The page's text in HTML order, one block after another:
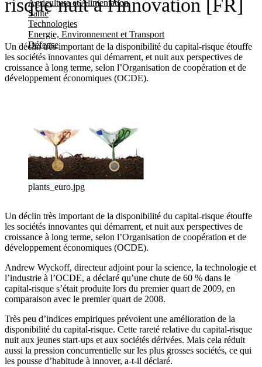
Agriculture et Alimentation
Santé
Technologies
Energie, Environnement et Transport
Défense
risque nuit à l'innovation [FR]
Un déclin très important de la disponibilité du capital-risque étouffe
les sociétés innovantes qui démarrent, et nuit aux perspectives de
croissance à long terme, selon l’Organisation de coopération et de
développement économiques (OCDE).
plants_euro.jpg
Un déclin très important de la disponibilité du capital-risque étouffe
les sociétés innovantes qui démarrent, et nuit aux perspectives de
croissance à long terme, selon l’Organisation de coopération et de
développement économiques (OCDE).
Andrew Wyckoff, directeur adjoint pour la science, la technologie et
l’industrie à l’OCDE, a déclaré qu’une chute de 60 % dans le
capital-risque s’était produite lors du premier quart de 2009, en
comparaison avec le premier quart de 2008.
Très peu d’indices empiriques prévoient une amélioration de la
disponibilité du capital-risque. Cette rareté relative du capital-risque
nuit aux jeunes start-ups et aux sociétés dérivées. Mais cela réduit
aussi la pression concurrentielle sur les plus grosses sociétés, ce qui
les pousse d’habitude à innover, a-t-il déclaré.